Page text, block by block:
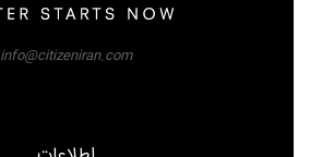
info@citizeniran.com